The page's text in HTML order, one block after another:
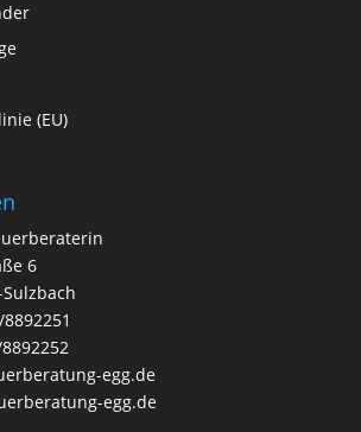
(EU)
6
egg.de
egg.de